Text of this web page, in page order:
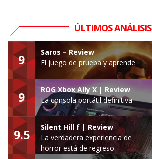
ÚLTIMOS ANÁLISIS
9
Saros – Review
El juego de prueba y aprende
9
ROG Xbox Ally X | Review
La consola portátil definitiva
9.5
Silent Hill f | Review
La verdadera experiencia de
horror está de regreso